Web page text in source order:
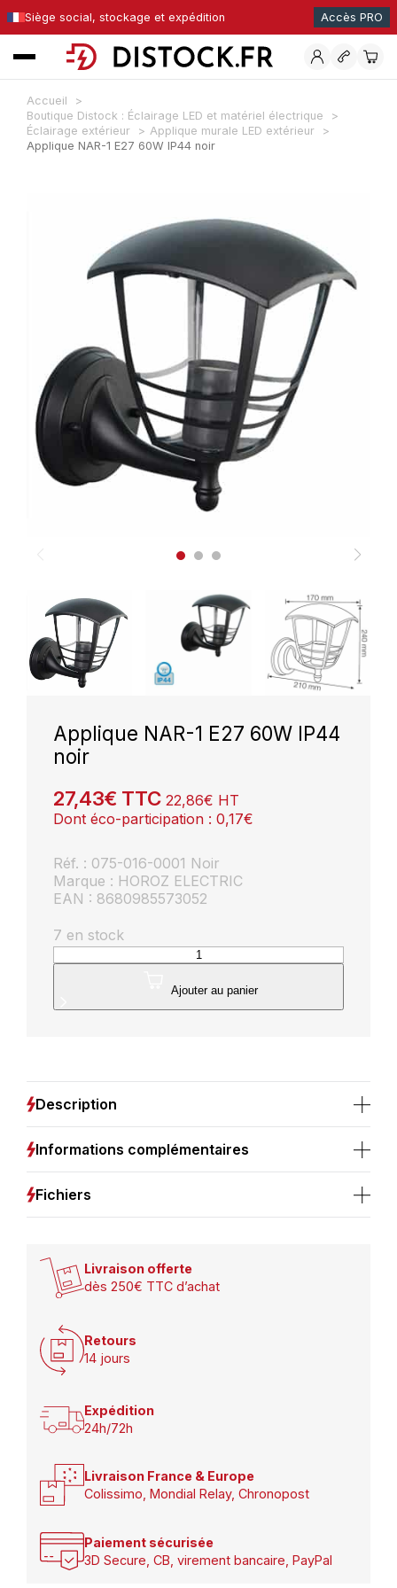
Siège social, stockage et expédition Accès PRO
Accueil
Boutique Distock : Éclairage LED et matériel électrique
Éclairage extérieur
Applique murale LED extérieur
Applique NAR-1 E27 60W IP44 noir
Applique NAR-1 E27 60W IP44
noir
27,43€ TTC 22,86€ HT
Dont éco-participation : 0,17€
Réf. : 075-016-0001 Noir
Marque : HOROZ ELECTRIC
EAN : 8680985573052
7 en stock
quantité
de
NAR-
IP44
Ajouter au panier
Description
Informations complémentaires
Fichiers
Livraison offerte
dès 250€ TTC d’achat
Retours
14 jours
Expédition
24h/72h
Livraison France & Europe
Colissimo, Mondial Relay, Chronopost
Paiement sécurisée
3D Secure, CB, virement bancaire, PayPal